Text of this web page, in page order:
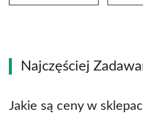
Najczęściej
Jakie są ceny w